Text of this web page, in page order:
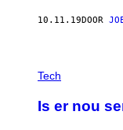
10.11.19DOOR
Tech
Is er nou